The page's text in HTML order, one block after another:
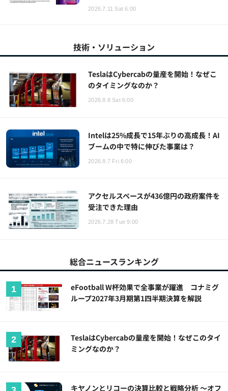
2026.7.11 Sat 6:00
技術・ソリューション
TeslaはCybercabの量産を開始！なぜこ
のタイミングなのか？
2026.8.8 Sat 6:00
Intelは25%成長で15年ぶりの高成長！AI
ブームの中で特に伸びた事業は？
2026.8.7 Fri 6:00
アクセルスペースが436億円の政府案件を
受注できた理由
2026.7.28 Tue 9:00
総合ニュースランキング
eFootball W杯効果で全事業が躍進 コナミグ
ループ2027年3月期第1四半期決算を解説
TeslaはCybercabの量産を開始！なぜこのタイ
ミングなのか？
キヤノンとリコーの決算比較と戦略分析 ～オフ